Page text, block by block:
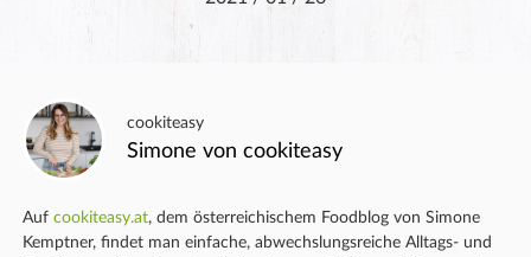
cookiteasy
Simone von cookiteasy
Auf cookiteasy.at, dem österreichischem Foodblog von Simone
Kemptner, findet man einfache, abwechslungsreiche Alltags- und